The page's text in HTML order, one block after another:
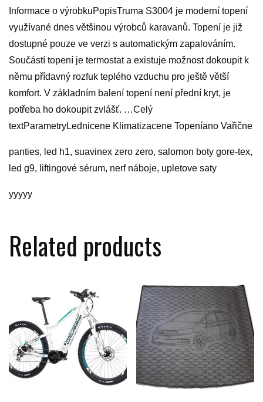
Informace o výrobkuPopisTruma S3004 je moderní topení
využívané dnes většinou výrobců karavanů. Topení je již
dostupné pouze ve verzi s automatickým zapalováním.
Součástí topení je termostat a existuje možnost dokoupit k
němu přídavný rozfuk teplého vzduchu pro ještě větší
komfort. V základním balení topení není přední kryt, je
potřeba ho dokoupit zvlášť. …Celý
textParametryLednicene Klimatizacene Topeníano Vařične
panties, led h1, suavinex zero zero, salomon boty gore-tex,
led g9, liftingové sérum, nerf náboje, upletove saty
yyyyy
Related products